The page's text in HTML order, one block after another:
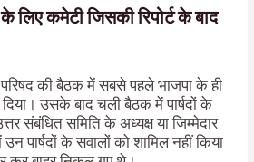
लिए कमेटी जिसकी रिपोर्ट के बाद
की बैठक में सबसे पहले भाजपा के ही
दिया। उसके बाद चली बैठक में पार्षदों के
संबंधित समिति के अध्यक्ष या जिम्मेदार
पार्षदों के सवालों को शामिल नहीं किया